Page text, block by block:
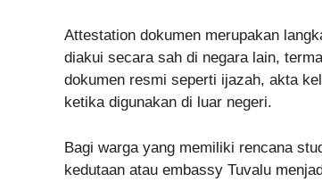
Attestation dokumen merupakan
diakui secara sah di negara lain,
dokumen resmi seperti ijazah, akta
ketika digunakan di luar negeri.
Bagi warga yang memiliki rencana
kedutaan atau embassy Tuvalu